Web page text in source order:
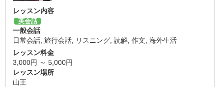
レッスン内容
英会話
一般会話
日常会話 旅行会話 リスニング 読解 作文 海外生活
レッスン料金
3,000円 ～ 5,000円
レッスン場所
山王